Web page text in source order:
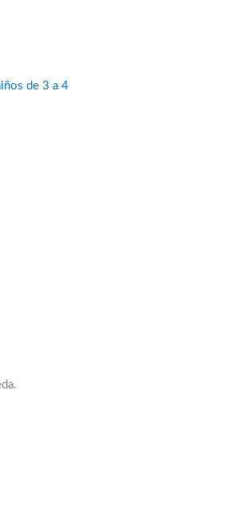
de 3 a 4